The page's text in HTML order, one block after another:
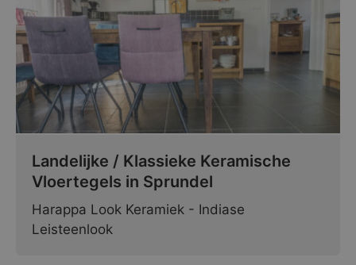
Landelijke / Klassieke Keramische
Vloertegels in Sprundel
Harappa Look Keramiek - Indiase
Leisteenlook